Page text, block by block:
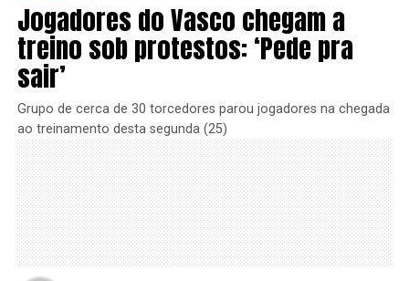
Jogadores do Vasco chegam a
treino sob protestos: ‘Pede pra
sair’
Grupo de cerca de 30 torcedores parou jogadores na chegada
ao treinamento desta segunda (25)